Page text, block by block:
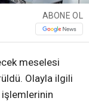
ABONE OL
meselesi
Olayla ilgili
işlemlerinin